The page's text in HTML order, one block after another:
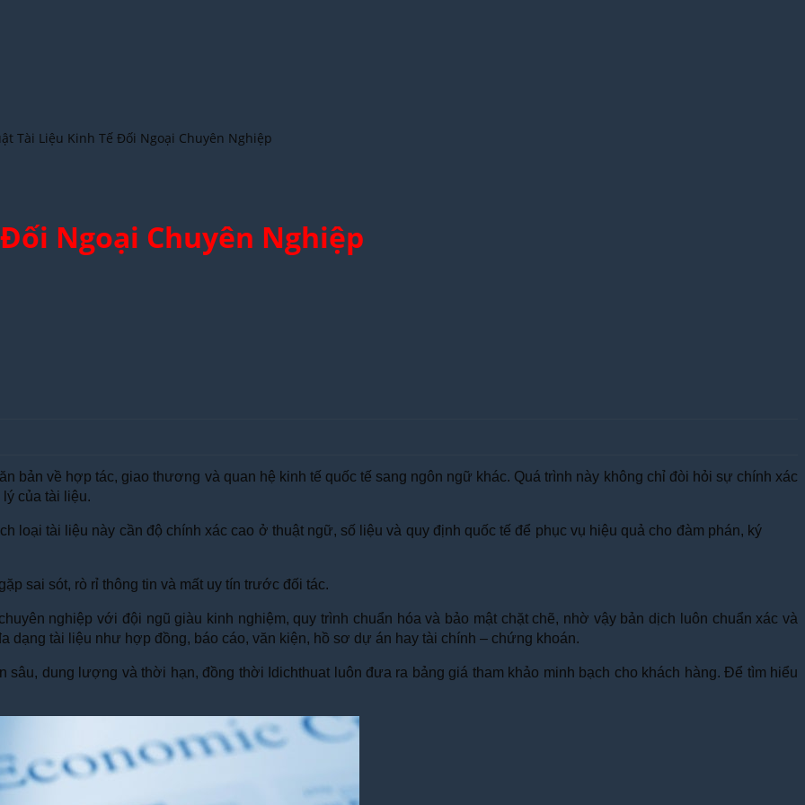
Tài Liệu Kinh Tế Đối Ngoại Chuyên Nghiệp
Ngoại Chuyên Nghiệp
bản về hợp tác, giao thương và quan hệ kinh tế quốc tế sang ngôn ngữ khác. Quá trình này không chỉ đòi hỏi sự chính xác
của tài liệu.
loại tài liệu này cần độ chính xác cao ở thuật ngữ, số liệu và quy định quốc tế để phục vụ hiệu quả cho đàm phán, ký
sai sót, rò rỉ thông tin và mất uy tín trước đối tác.
nghiệp với đội ngũ giàu kinh nghiệm, quy trình chuẩn hóa và bảo mật chặt chẽ, nhờ vậy bản dịch luôn chuẩn xác và
dạng tài liệu như hợp đồng, báo cáo, văn kiện, hồ sơ dự án hay tài chính – chứng khoán.
dung lượng và thời hạn, đồng thời Idichthuat luôn đưa ra bảng giá tham khảo minh bạch cho khách hàng. Để tìm hiểu